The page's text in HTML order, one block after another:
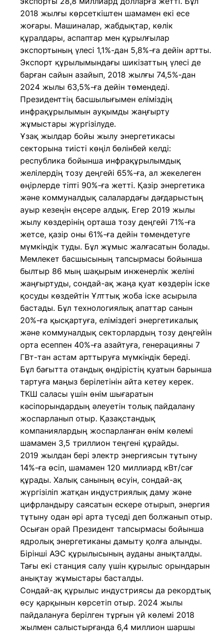
2018 жылғы көрсеткіштен шамамен екі есе
жоғары. Машиналар, жабдықтар, көлік
құралдары, аспаптар мен құрылғылар
экспортының үлесі 1,1%-дан 5,8%-ға дейін артты.
Экспорт құрылымындағы шикізаттың үлесі де
барған сайын азайып, 2018 жылғы 74,5%-дан
2024 жылы 63,5%-ға дейін төмендеді.
Президенттің басшылығымен еліміздің
инфрақұрылымын ауқымды жаңғырту
жұмыстары жүргізілуде.
Ұзақ жылдар бойы жылу энергетикасы
секторына тиісті көңіл бөлінбей келді:
республика бойынша инфрақұрылымдық
желілердің тозу деңгейі 65%-ға, ал жекелеген
өңірлерде тіпті 90%-ға жетті. Қазір энергетика
және коммуналдық салалардағы дағдарыстың
ауыр кезеңін еңсере алдық. Егер 2019 жылы
жылу көздерінің орташа тозу деңгейі 71%-ға
жетсе, қазір оны 61%-ға дейін төмендетуге
мүмкіндік туды. Бұл жұмыс жалғасатын болады.
Мемлекет басшысының тапсырмасы бойынша
былтыр 86 мың шақырым инженерлік желіні
жаңғыртуды, сондай-ақ жаңа қуат көздерін іске
қосуды көздейтін Ұлттық жоба іске асырыла
бастады. Бұл технологиялық апаттар санын
20%-ға қысқартуға, еліміздегі энергетикалық
және коммуналдық секторлардың тозу деңгейін
орта есеппен 40%-ға азайтуға, генерацияны 7
ГВт-тан астам арттыруға мүмкіндік береді.
Бұл бағытта отандық өндірістің қуатын барынша
тартуға маңыз берілетінін айта кетеу керек.
ТКШ саласы үшін өнім шығаратын
кәсіпорындардың әлеуетін толық пайдалану
жоспарланып отыр. Қазақстандық
компаниялардың жоспарланған өнім көлемі
шамамен 3,5 триллион теңгені құрайды.
2019 жылдан бері электр энергиясын тұтыну
14%-ға өсіп, шамамен 120 миллиард кВт/сағ
құрады. Халық санының өсуін, сондай-ақ
жүргізіліп жатқан индустриялық даму және
цифрландыру саясатын ескере отырып, энергия
тұтыну одан әрі арта түседі деп болжанып отыр.
Осыған орай Президент тапсырмасы бойынша
ядролық энергетиканы дамыту қолға алынды.
Бірінші АЭС құрылысының ауданы анықталды.
Тағы екі станция салу үшін құрылыс орындарын
анықтау жұмыстары басталды.
Сондай-ақ құрылыс индустриясы да рекордтық
өсу қарқынын көрсетіп отыр. 2024 жылы
пайдалануға берілген тұрғын үй көлемі 2018
жылмен салыстырғанда 6,4 миллион шаршы